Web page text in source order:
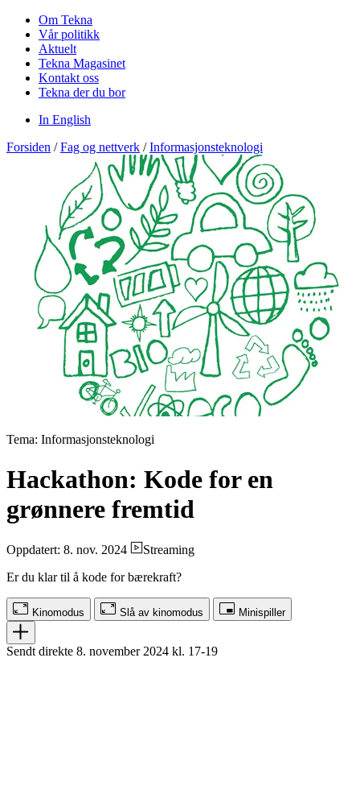
Om Tekna
Vår politikk
Aktuelt
Tekna Magasinet
Kontakt oss
Tekna der du bor
In English
Forsiden / Fag og nettverk / Informasjonsteknologi
Tema: Informasjonsteknologi
Hackathon: Kode for en
grønnere fremtid
Oppdatert: 8. nov. 2024
Streaming
Er du klar til å kode for bærekraft?
Kinomodus Slå av kinomodus Minispiller
Sendt direkte 8. november 2024 kl. 17-19